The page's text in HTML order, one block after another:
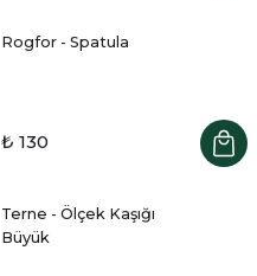
Rogfor - Spatula
₺ 130
Terne - Ölçek Kaşığı
Büyük